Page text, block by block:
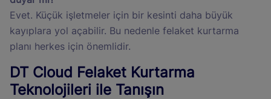
Evet. Küçük işletmeler için bir kesinti daha büyük
kayıplara yol açabilir. Bu nedenle felaket kurtarma
planı herkes için önemlidir.
DT Cloud Felaket Kurtarma
Teknolojileri ile Tanışın